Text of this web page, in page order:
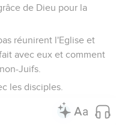
de Dieu pour la
réunirent l'Eglise et
avec eux et comment
Juifs.
les disciples.